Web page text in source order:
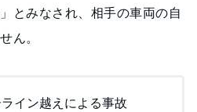
とみなされ、相手の車両の自
ん。
イン越えによる事故